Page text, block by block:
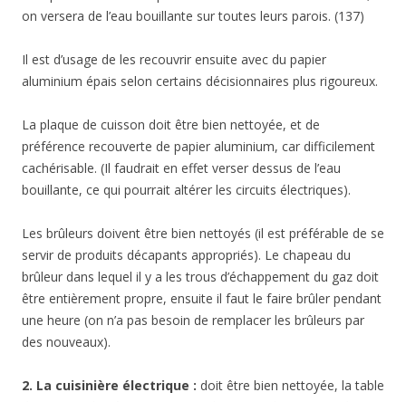
on versera de l’eau bouillante sur toutes leurs parois. (137)
Il est d’usage de les recouvrir ensuite avec du papier
aluminium épais selon certains décisionnaires plus rigoureux.
La plaque de cuisson doit être bien nettoyée, et de
préférence recouverte de papier aluminium, car difficilement
cachérisable. (Il faudrait en effet verser dessus de l’eau
bouillante, ce qui pourrait altérer les circuits électriques).
Les brûleurs doivent être bien nettoyés (il est préférable de se
servir de produits décapants appropriés). Le chapeau du
brûleur dans lequel il y a les trous d’échappement du gaz doit
être entièrement propre, ensuite il faut le faire brûler pendant
une heure (on n’a pas besoin de remplacer les brûleurs par
des nouveaux).
2. La cuisinière électrique : doit être bien nettoyée, la table